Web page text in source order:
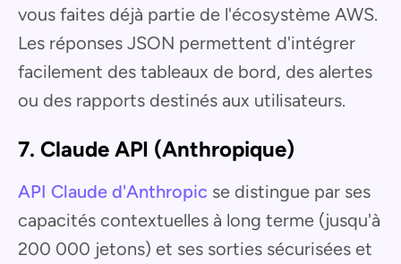
vous faites déjà partie de l'écosystème AWS.
Les réponses JSON permettent d'intégrer
facilement des tableaux de bord, des alertes
ou des rapports destinés aux utilisateurs.
7. Claude API (Anthropique)
API Claude d'Anthropic se distingue par ses
capacités contextuelles à long terme (jusqu'à
200 000 jetons) et ses sorties sécurisées et